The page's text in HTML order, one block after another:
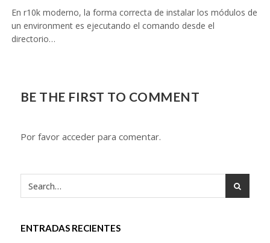
En r10k moderno, la forma correcta de instalar los módulos de
un environment es ejecutando el comando desde el
directorio…
BE THE FIRST TO COMMENT
Por favor acceder para comentar.
ENTRADAS RECIENTES